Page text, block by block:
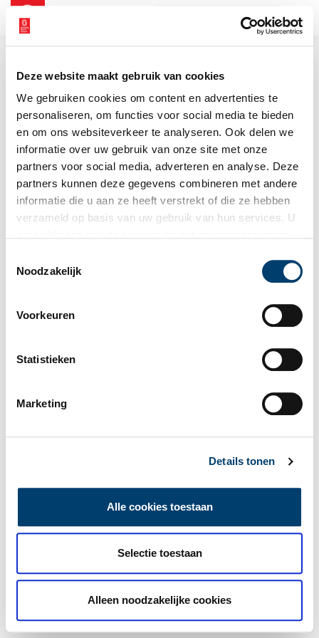
Deze website maakt gebruik van cookies
We gebruiken cookies om content en advertenties te
personaliseren, om functies voor social media te bieden
en om ons websiteverkeer te analyseren. Ook delen we
informatie over uw gebruik van onze site met onze
partners voor social media, adverteren en analyse. Deze
partners kunnen deze gegevens combineren met andere
informatie die u aan ze heeft verstrekt of die ze hebben
verzameld op basis van uw gebruik van hun services. U
Noodzakelijk
Voorkeuren
Statistieken
Marketing
Details tonen
Alle cookies toestaan
Selectie toestaan
Alleen noodzakelijke cookies